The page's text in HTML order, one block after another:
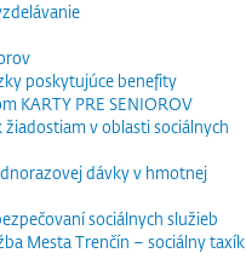
poskytujúce benefity
KARTY PRE SENIOROV
žiadostiam v oblasti sociálnych
dávky v hmotnej
sociálnych služieb
Mesta Trenčín – sociálny taxík